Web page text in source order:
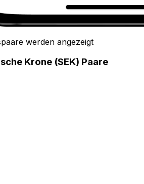
werden angezeigt
Krone (SEK) Paare